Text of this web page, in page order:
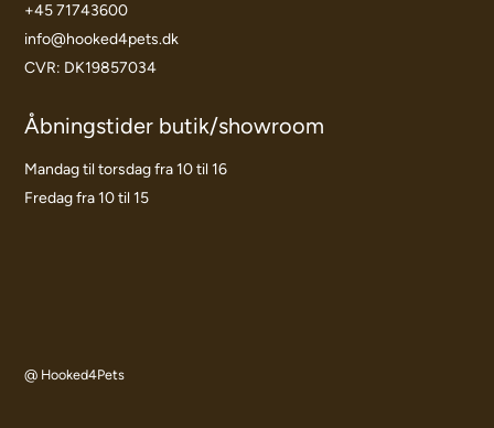
+45 71743600
info@hooked4pets.dk
CVR: DK19857034
Åbningstider butik/showroom
Mandag til torsdag fra 10 til 16
Fredag fra 10 til 15
@ Hooked4Pets